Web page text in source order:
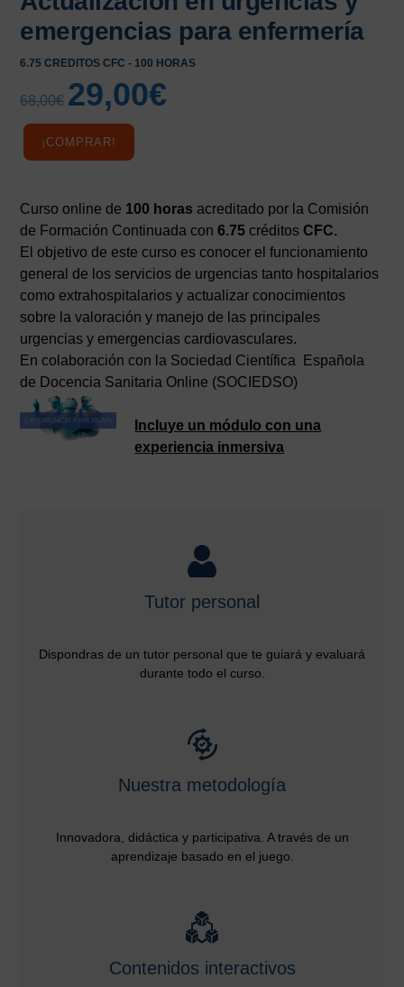
emergencias para enfermería
6.75 CREDITOS CFC - 100 HORAS
68,00€
El
precio
29,00€
¡COMPRAR!
Curso online de 100 horas acreditado por la Comisión
de Formación Continuada con6.75 créditosCFC.
El objetivo de este curso es conocer el funcionamiento
general de los servicios de urgencias tanto hospitalarios
como extrahospitalarios y actualizar conocimientos
sobre la valoración y manejo de las principales
urgencias y emergencias cardiovasculares.
En colaboración con la Sociedad Científica Española
de Docencia Sanitaria Online (SOCIEDSO)
Incluye un módulo con una
experiencia inmersiva
Tutor personal
Dispondras de un tutor personal que te guiará y evaluará
durante todo el curso.
Nuestra metodología
Innovadora, didáctica y participativa. A través de un
aprendizaje basado en el juego.
Contenidos interactivos